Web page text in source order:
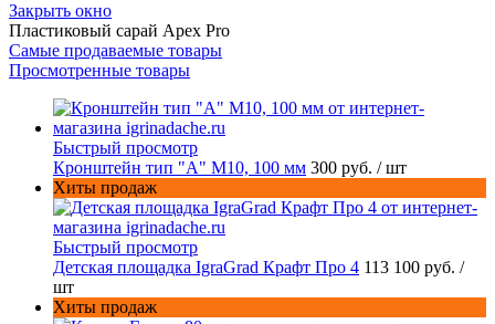
Закрыть окно
Пластиковый сарай Apex Pro
Самые продаваемые товары
Просмотренные товары
Быстрый просмотр
Кронштейн тип "A" M10, 100 мм 300 руб. / шт
Хиты продаж
Быстрый просмотр
Детская площадка IgraGrad Крафт Про 4 113 100 руб. /
шт
Хиты продаж